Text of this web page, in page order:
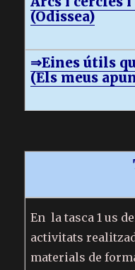
(Odissea)
⇒Eines útils
(Els meus
En la tasca 1 us
activitats
materials de